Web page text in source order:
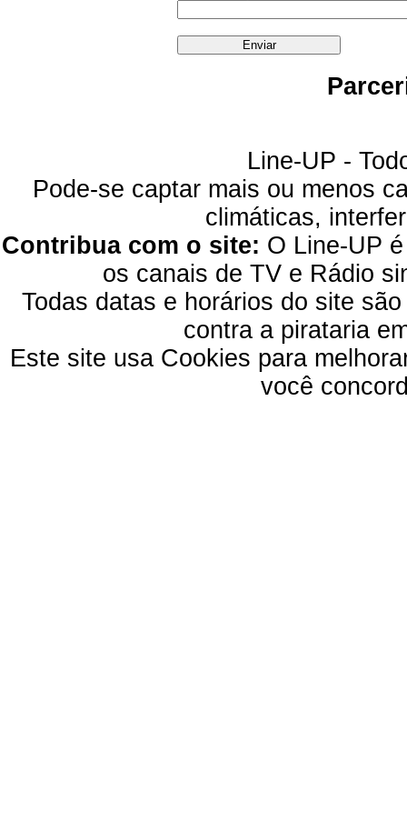
Line-UP -
Pode-se captar mais ou menos
climáticas,
Contribua com o site: O Line-UP
os canais de TV e Rádio
Todas datas e horários do site
contra a pirataria
Este site usa Cookies para
você